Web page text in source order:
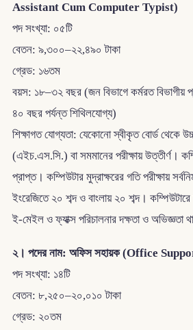
Assistant Cum Computer Typist)
পদ সংখ্যা: ০৫টি
বেতন: ৯,৩০০–২২,৪৯০ টাকা
গ্রেড: ১৬তম
বয়স: ১৮–৩২ বছর (জন বিভাগে কর্মরত বিভাগীয়
৪০ বছর পর্যন্ত শিথিলযোগ্য)
শিক্ষাগত যোগ্যতা: যেকোনো স্বীকৃত বোর্ড থেকে
(এইচ.এস.সি.) বা সমমানের পরীক্ষায় উত্তীর্ণ।
প্রাপ্ত। কম্পিউটার মুদ্রাক্ষরের গতি পরীক্ষায়
ইংরেজিতে ২০ শব্দ ও বাংলায় ২০ শব্দ।
ই-মেইল ও ফ্যাক্স পরিচালনার দক্ষতা ও অভিজ্ঞতা
২। পদের নাম: অফিস সহায়ক (Office
পদ সংখ্যা: ১৪টি
বেতন: ৮,২৫০–২০,০১০ টাকা
গ্রেড: ২০তম